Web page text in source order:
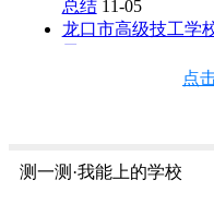
总结 11-05
龙口市高级技工学
山东蓝翔技师学院
世界技能大赛烟台
点
测一测·我能上的学校